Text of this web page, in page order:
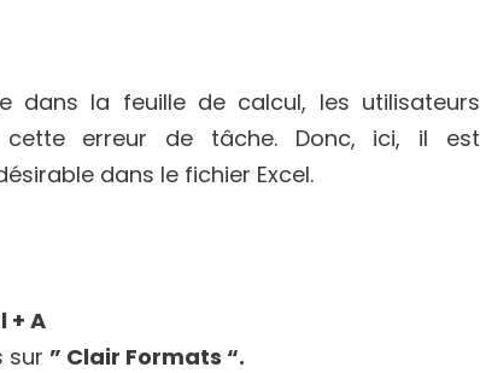
dans la feuille de calcul, les utilisateurs
erreur de tâche. Donc, ici, il est
dans le fichier Excel.
+ A
sur ” Clair Formats “.